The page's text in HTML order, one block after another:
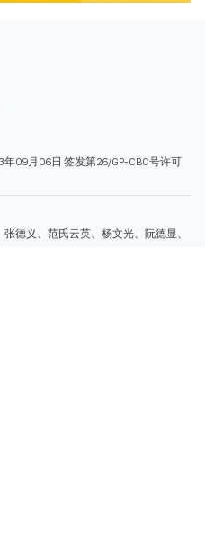
德义、范氏云英、杨文光、阮德显、
号